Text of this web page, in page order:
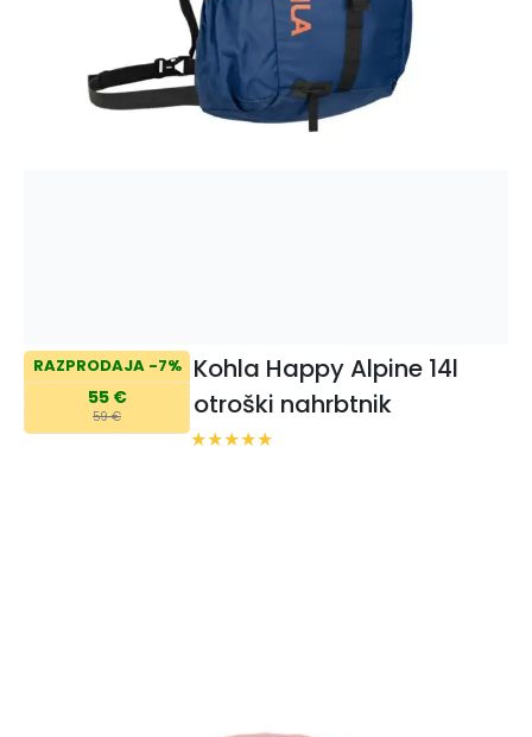
RAZPRODAJA -7%
55 €
59 €
Kohla Happy Alpine 14l
otroški nahrbtnik